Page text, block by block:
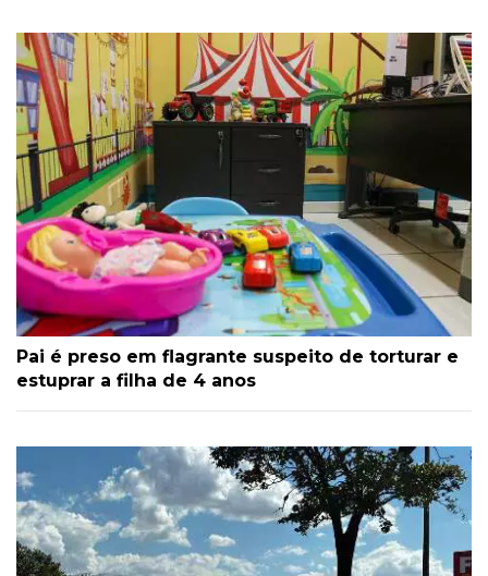
Pai é preso em flagrante suspeito de torturar e
estuprar a filha de 4 anos